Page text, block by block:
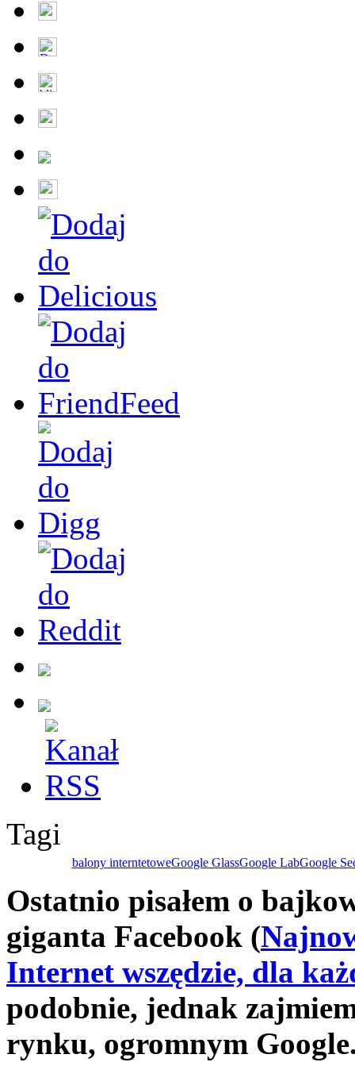
Tagi
balony interntetoweGoogle GlassGoogle LabGoogle
Ostatnio pisałem o
giganta Facebook (
Internet wszędzie, dla
podobnie, jednak
rynku, ogromnym